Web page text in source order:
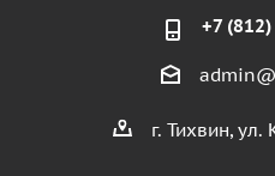
+7
г. Тихвин,